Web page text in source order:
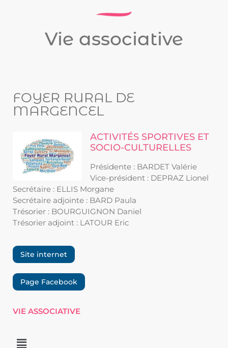
Vie associative
FOYER RURAL DE
MARGENCEL
ACTIVITÉS SPORTIVES ET
SOCIO-CULTURELLES
Présidente : BARDET Valérie
Vice-président : DEPRAZ Lionel
Secrétaire : ELLIS Morgane
Secrétaire adjointe : BARD Paula
Trésorier : BOURGUIGNON Daniel
Trésorier adjoint : LATOUR Eric
Site internet
Page Facebook
VIE ASSOCIATIVE